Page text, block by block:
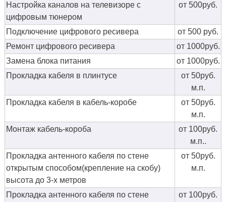
Настройка каналов на телевизоре с
цифровым тюнером
от 500руб.
Подключение цифрового ресивера
от 500 руб.
Ремонт цифрового ресивера
от 1000руб.
Замена блока питания
от 1000руб.
Прокладка кабеля в плинтусе
от 50руб.
м.п.
Прокладка кабеля в кабель-коробе
от 50руб.
м.п.
Монтаж кабель-короба
от 100руб.
м.п..
Прокладка антенного кабеля по стене
открытым способом(крепление на скобу)
высота до 3-х метров
от 50руб.
м.п.
Прокладка антенного кабеля по стене
от 100руб.